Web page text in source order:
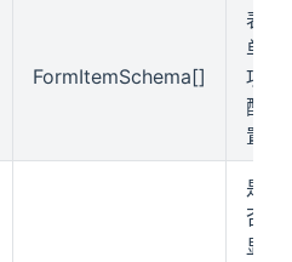
FormItemSchema[]
表
单
项
配
置
是
否
显